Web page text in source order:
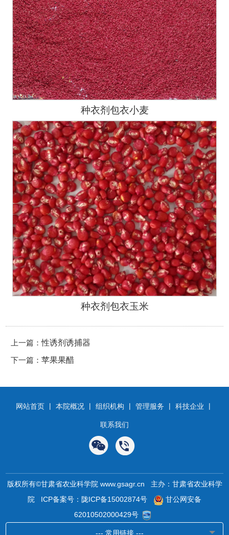
种衣剂包衣小麦
种衣剂包衣玉米
上一篇：性诱剂诱捕器
下一篇：苹果果醋
网站首页 | 本院概况 | 组织机构 | 管理服务 | 科技企业 |
联系我们
版权所有©甘肃省农业科学院 www.gsagr.cn 主办：甘肃省农业科学
院 ICP备案号：陇ICP备15002874号
甘公网安备
62010502000429号
--- 常用链接 ---